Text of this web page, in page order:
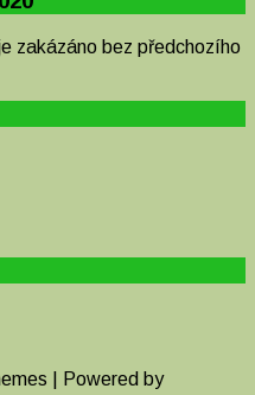
zakázáno bez předchozího
| Powered by